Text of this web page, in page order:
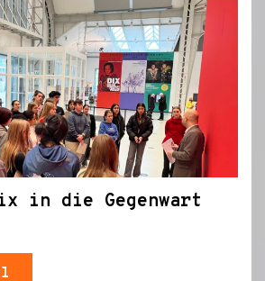
in die Gegenwart